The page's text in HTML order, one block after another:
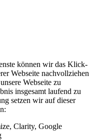
können wir das Klick-
Webseite nachvollziehen
Webseite zu
insgesamt laufend zu
setzen wir auf dieser
Clarity, Google